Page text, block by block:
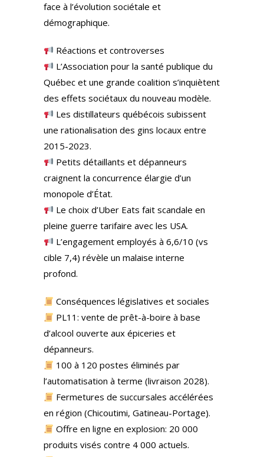
face à l’évolution sociétale et
démographique.
Réactions et controverses
L’Association pour la santé publique du
Québec et une grande coalition s’inquiètent
des effets sociétaux du nouveau modèle.
Les distillateurs québécois subissent
une rationalisation des gins locaux entre
2015-2023.
Petits détaillants et dépanneurs
craignent la concurrence élargie d’un
monopole d’État.
Le choix d’Uber Eats fait scandale en
pleine guerre tarifaire avec les USA.
L’engagement employés à 6,6/10 (vs
cible 7,4) révèle un malaise interne
profond.
Conséquences législatives et sociales
PL11: vente de prêt-à-boire à base
d’alcool ouverte aux épiceries et
dépanneurs.
100 à 120 postes éliminés par
l’automatisation à terme (livraison 2028).
Fermetures de succursales accélérées
en région (Chicoutimi, Gatineau-Portage).
Offre en ligne en explosion: 20 000
produits visés contre 4 000 actuels.